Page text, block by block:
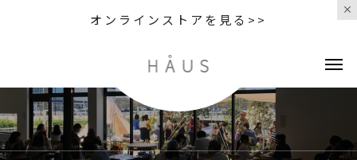
オンラインストアを見る>>